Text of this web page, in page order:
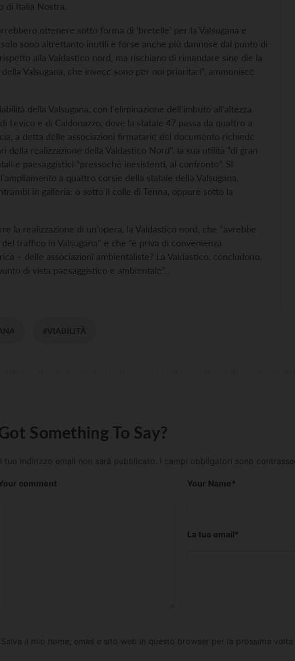
di Italia Nostra.
ottenere sotto forma di 'bretelle' per la Valsugana e
sono altrettanto inutili e forse anche più dannose dal punto di
alla Valdastico nord, ma rischiano di rimandare sine die la
Valsugana, che invece sono per noi prioritari”, ammonisce
della Valsugana, con l'eliminazione dell'imbuto all'altezza
Levico e di Caldonazzo, dove la statale 47 passa da quattro a
a detta delle associazioni firmatarie del documento richiede
della realizzazione della Valdastico Nord”, la sua utilità “di gran
e paesaggistici “pressoché inesistenti, al confronto”. Si
a quattro corsie della statale della Valsugana,
in galleria: o sotto il colle di Tenna, oppure sotto la
la realizzazione di un'opera, la Valdastico nord, che “avrebbe
traffico in Valsugana” e che “è priva di convenienza
– delle associazioni ambientaliste? La Valdastico, concludono,
di vista paesaggistico e ambientale”.
#VIABILITÀ
Something To Say?
Il tuo indirizzo email non sarà pubblicato. I campi obbligatori sono
comment Your Name*
La tua email*
Salva il mio nome, email e sito web in questo browser per la prossima